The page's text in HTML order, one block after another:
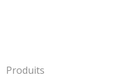
Produits